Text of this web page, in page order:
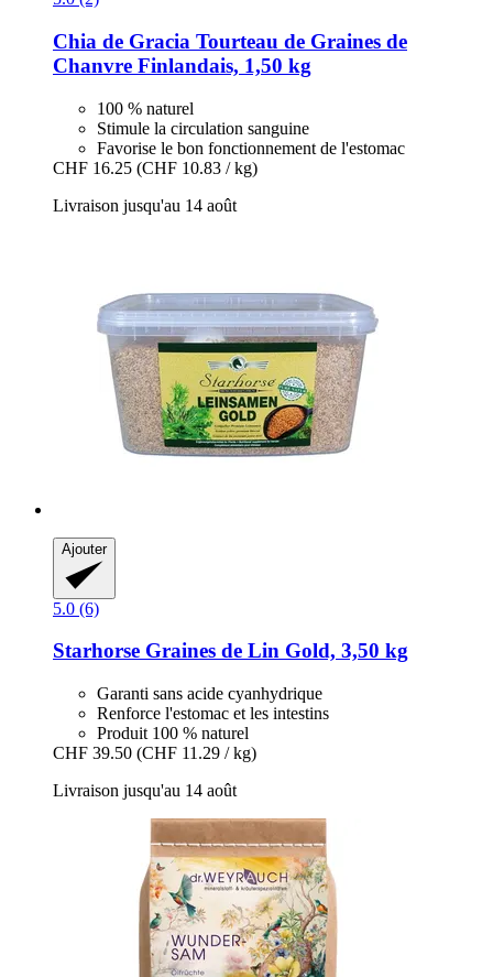
Chia de Gracia Tourteau de Graines de
Chanvre Finlandais, 1,50 kg
100 % naturel
Stimule la circulation sanguine
Favorise le bon fonctionnement de l'estomac
CHF 16.25 (CHF 10.83 / kg)
Livraison jusqu'au 14 août
Ajouter
5.0 (6)
Starhorse Graines de Lin Gold, 3,50 kg
Garanti sans acide cyanhydrique
Renforce l'estomac et les intestins
Produit 100 % naturel
CHF 39.50 (CHF 11.29 / kg)
Livraison jusqu'au 14 août